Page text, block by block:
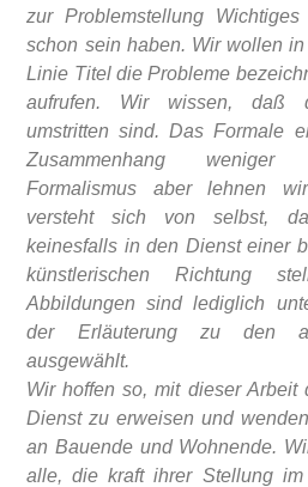
zur Problemstellung
schon sein haben. Wir wollen
Linie Titel die Probleme
aufrufen. Wir wissen, daß
umstritten sind. Das Formale
Zusammenhang weniger
Formalismus aber lehnen
versteht sich von selbst,
keinesfalls in den Dienst einer
künstlerischen Richtung
Abbildungen sind lediglich
der Erläuterung zu den
ausgewählt.
Wir hoffen so, mit dieser Arbeit
Dienst zu erweisen und
an Bauende und Wohnende.
alle, die kraft ihrer Stellung